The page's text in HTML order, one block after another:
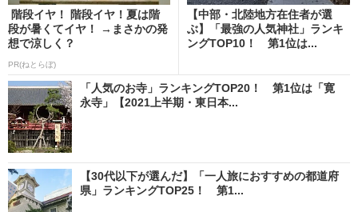
階段イヤ！ 階段イヤ！夏は階
段が暑くてイヤ！ →まさかの発
想で涼しく？
PR(ねとらぼ)
【中部・北陸地方在住者が選
ぶ】「最強の人気神社」ランキ
ングTOP10！ 第1位は...
「人気のお寺」ランキングTOP20！ 第1位は「寛
永寺」【2021上半期・東日本...
【30代以下が選んだ】「一人旅におすすめの都道府
県」ランキングTOP25！ 第1...